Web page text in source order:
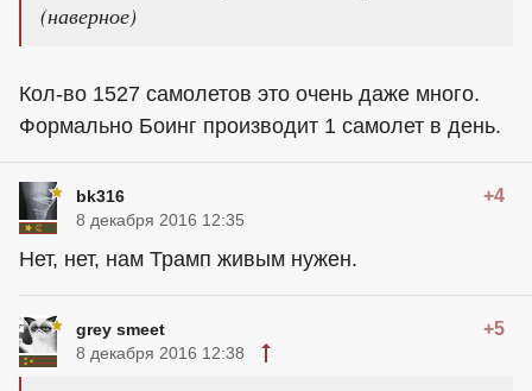
(наверное)
Кол-во 1527 самолетов это очень даже много.
Формально Боинг производит 1 самолет в день.
bk316 +4
8 декабря 2016 12:35
Нет, нет, нам Трамп живым нужен.
grey smeet +5
8 декабря 2016 12:38